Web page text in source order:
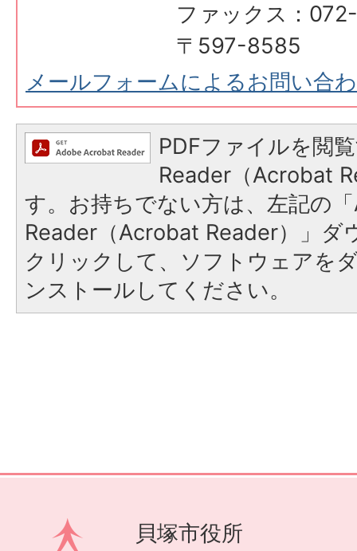
ファックス：072-
〒597-8585
メールフォームによるお問い合
PDFファイルを閲
Reader（Acrobat
す。お持ちでない方は、左記の
Reader（Acrobat Reader）」ダ
クリックして、ソフトウェアを
ンストールしてください。
貝塚市役所